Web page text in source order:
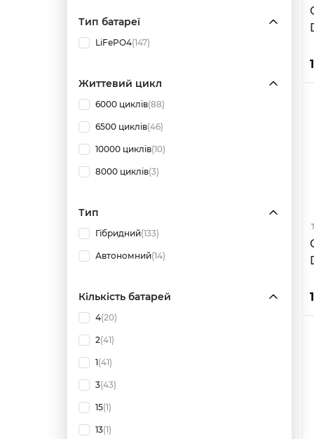
Тип батареї
LiFePO4(147)
Життевий цикл
6000 циклів(88)
6500 циклів(46)
10000 циклів(10)
8000 циклів(3)
Тип
Гібридний(133)
Автономний(14)
Кількість батарей
4(20)
2(41)
1(41)
3(43)
15(1)
13(1)